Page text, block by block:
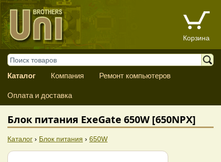
Корзина
Каталог Компания Ремонт компьютеров
Оплата и доставка
Блок питания ExeGate 650W [650NPX]
Каталог › Блок питания › 650W